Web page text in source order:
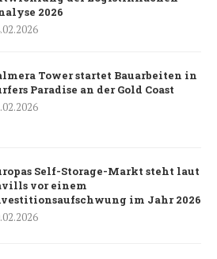
2026
Tower startet Bauarbeiten in
Paradise an der Gold Coast
Self-Storage-Markt steht laut
vor einem
im Jahr 2026